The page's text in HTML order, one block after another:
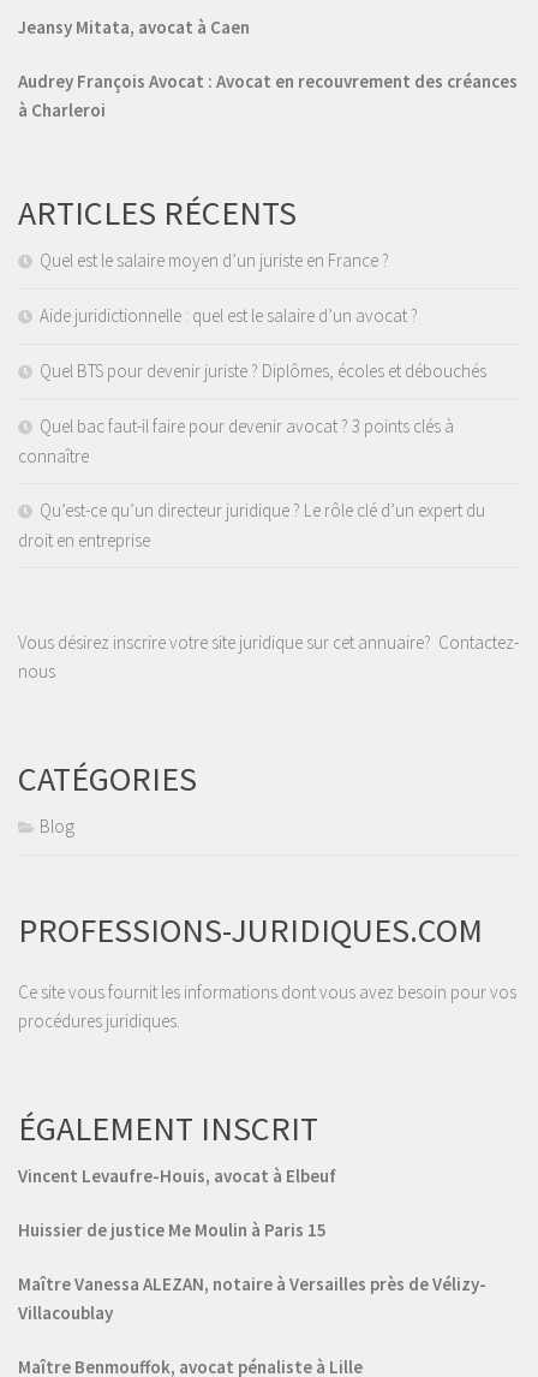
Jeansy Mitata, avocat à Caen
Audrey François Avocat : Avocat en recouvrement des créances
à Charleroi
ARTICLES RÉCENTS
Quel est le salaire moyen d’un juriste en France ?
Aide juridictionnelle : quel est le salaire d’un avocat ?
Quel BTS pour devenir juriste ? Diplômes, écoles et débouchés
Quel bac faut-il faire pour devenir avocat ? 3 points clés à
connaître
Qu’est-ce qu’un directeur juridique ? Le rôle clé d’un expert du
droit en entreprise
Vous désirez inscrire votre site juridique sur cet annuaire? Contactez-
nous
CATÉGORIES
Blog
PROFESSIONS-JURIDIQUES.COM
Ce site vous fournit les informations dont vous avez besoin pour vos
procédures juridiques.
ÉGALEMENT INSCRIT
Vincent Levaufre-Houis, avocat à Elbeuf
Huissier de justice Me Moulin à Paris 15
Maître Vanessa ALEZAN, notaire à Versailles près de Vélizy-
Villacoublay
Maître Benmouffok, avocat pénaliste à Lille